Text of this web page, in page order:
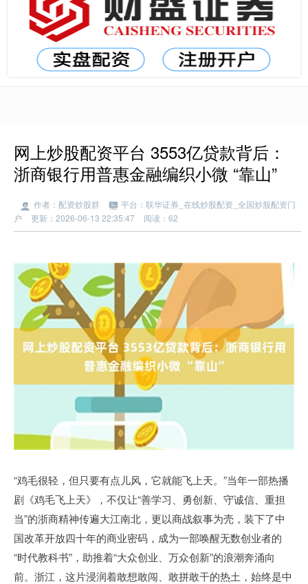
网上炒股配资平台 3553亿贷款背后：
浙商银行用普惠金融编织小微 “靠山”
作者：配资炒股群
平台：联华证券_在线炒股配资_全国炒股配资门
户
更新：2026-06-13 22:35:47 阅读：62
“鸡毛很轻，但只要有点儿风，它就能飞上天。”当年一部热播
剧《鸡毛飞上天》，不仅让“善学习、勇创新、守诚信、重担
当”的浙商精神传遍大江南北，更以商战叙事为壳，装下了中
国改革开放四十年的商业密码，成为一部唤醒无数创业者的
“时代教科书”，助推着“大众创业、万众创新”的浪潮奔涌向
前。浙江，这片浸润着敢想敢闯、敢拼敢干的热土，始终是中